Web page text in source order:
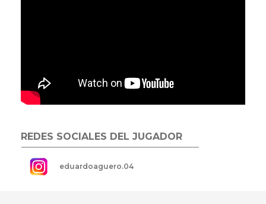
REDES SOCIALES DEL JUGADOR
eduardoaguero.04